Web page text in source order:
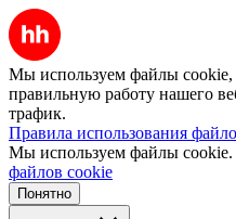
Мы используем файлы cookie,
правильную работу нашего
трафик.
Правила использования
Мы используем файлы cookie.
файлов cookie
Понятно